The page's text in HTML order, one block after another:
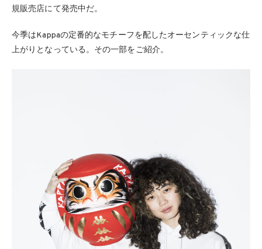
規販売店にて発売中だ。
今季はKappaの定番的なモチーフを配したオーセンティックな仕
上がりとなっている。その一部をご紹介。